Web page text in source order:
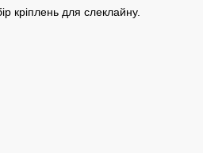
кріплень для слеклайну.